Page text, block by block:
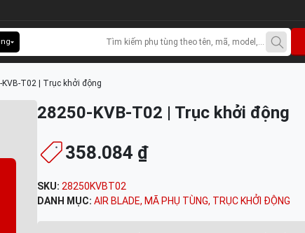
KVB-T02 | Trục khởi động
28250-KVB-T02 | Trục khởi động
358.084 ₫
SKU: 28250KVBT02
DANH MỤC: AIR BLADE, MÃ PHỤ TÙNG, TRỤC KHỞI ĐỘNG